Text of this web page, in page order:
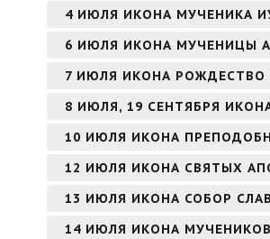
4 ИЮЛЯ ИКОНА МУЧЕНИКА
6 ИЮЛЯ ИКОНА МУЧЕНИЦЫ
7 ИЮЛЯ ИКОНА РОЖДЕСТВО
8 ИЮЛЯ, 19 СЕНТЯБРЯ
10 ИЮЛЯ ИКОНА
12 ИЮЛЯ ИКОНА СВЯТЫХ
13 ИЮЛЯ ИКОНА СОБОР
14 ИЮЛЯ ИКОНА